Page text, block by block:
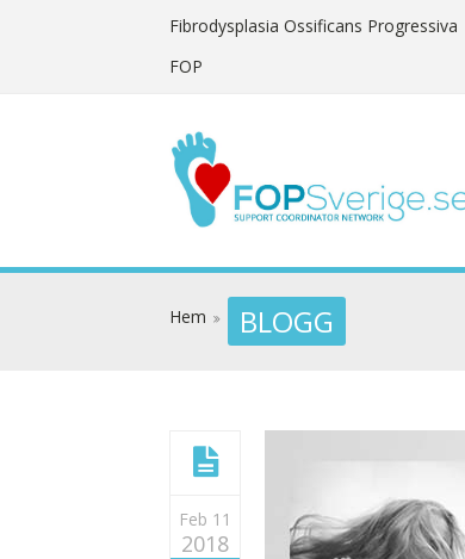
Fibrodysplasia Ossificans Progressiva
FOP
Hem BLOGG
Feb 11
2018